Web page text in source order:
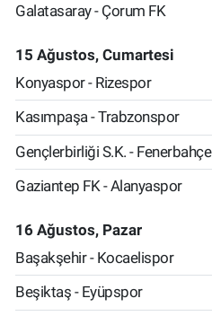
Galatasaray - Çorum FK
15 Ağustos, Cumartesi
Konyaspor - Rizespor
Kasımpaşa - Trabzonspor
Gençlerbirliği S.K. - Fenerbahçe
Gaziantep FK - Alanyaspor
16 Ağustos, Pazar
Başakşehir - Kocaelispor
Beşiktaş - Eyüpspor